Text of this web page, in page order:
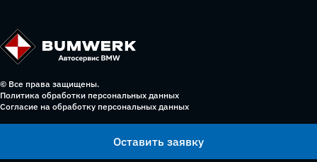
© Все права защищены.
Политика обработки персональных данных
Согласие на обработку персональных данных
Оставить заявку